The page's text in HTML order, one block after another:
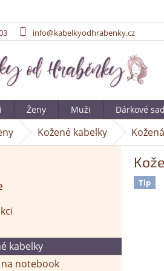
info@kabelkyodhrabenky.cz
Ženy Muži Dárkové
Kožené kabelky
kabelky
na notebook
Tip